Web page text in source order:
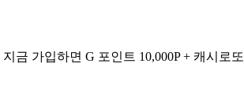
지금 가입하면 G 포인트 10,000P + 캐시로